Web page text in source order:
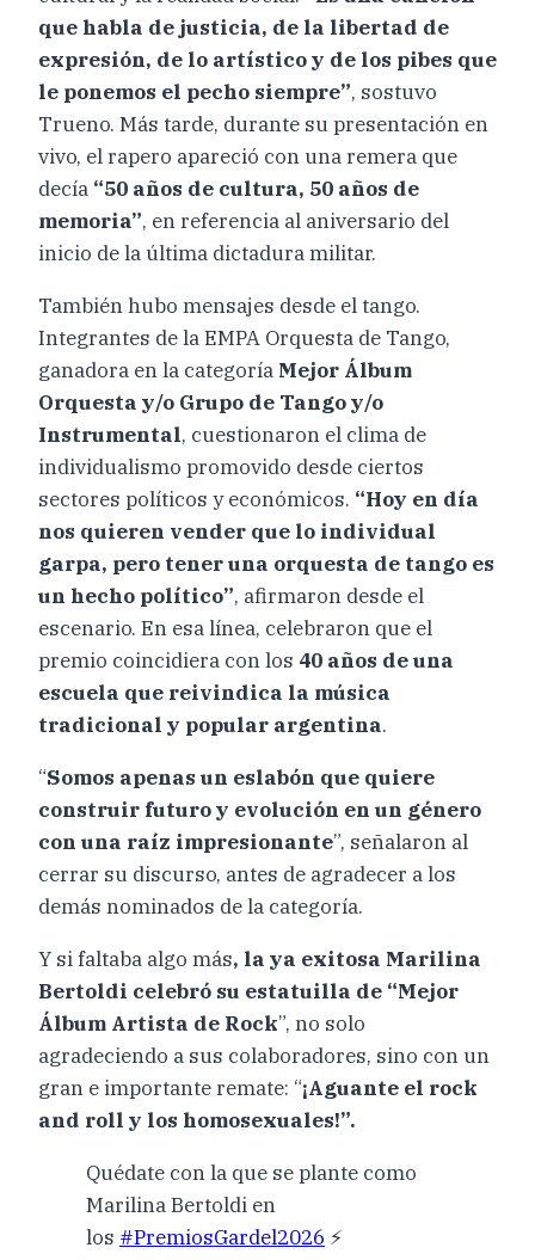
que habla de justicia, de la libertad de
expresión, de lo artístico y de los pibes que
le ponemos el pecho siempre”, sostuvo
Trueno. Más tarde, durante su presentación en
vivo, el rapero apareció con una remera que
decía “50 años de cultura, 50 años de
memoria”, en referencia al aniversario del
inicio de la última dictadura militar.
También hubo mensajes desde el tango.
Integrantes de la EMPA Orquesta de Tango,
ganadora en la categoría Mejor Álbum
Orquesta y/o Grupo de Tango y/o
Instrumental, cuestionaron el clima de
individualismo promovido desde ciertos
sectores políticos y económicos. “Hoy en día
nos quieren vender que lo individual
garpa, pero tener una orquesta de tango es
un hecho político”, afirmaron desde el
escenario. En esa línea, celebraron que el
premio coincidiera con los 40 años de una
escuela que reivindica la música
tradicional y popular argentina.
“Somos apenas un eslabón que quiere
construir futuro y evolución en un género
con una raíz impresionante”, señalaron al
cerrar su discurso, antes de agradecer a los
demás nominados de la categoría.
Y si faltaba algo más, la ya exitosa Marilina
Bertoldi celebró su estatuilla de “Mejor
Álbum Artista de Rock”, no solo
agradeciendo a sus colaboradores, sino con un
gran e importante remate: “¡Aguante el rock
and roll y los homosexuales!”.
Quédate con la que se plante como
Marilina Bertoldi en
los #PremiosGardel2026 ⚡